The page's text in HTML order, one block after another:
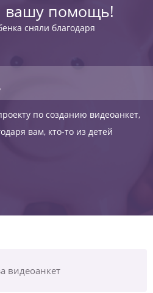
вашу помощь!
сняли благодаря
по созданию видеоанкет,
вам, кто-то из детей
видеоанкет